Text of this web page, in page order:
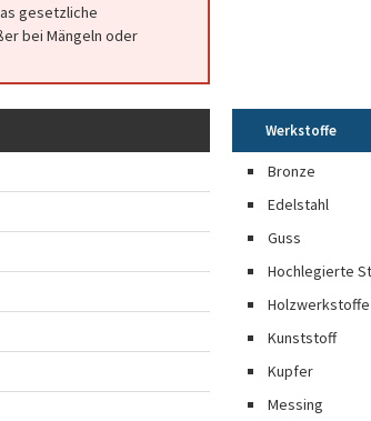
gesetzliche
bei Mängeln oder
Werkstoffe
Bronze
Edelstahl
Guss
Hochlegierte
Holzwerkstoffe
Kunststoff
Kupfer
Messing